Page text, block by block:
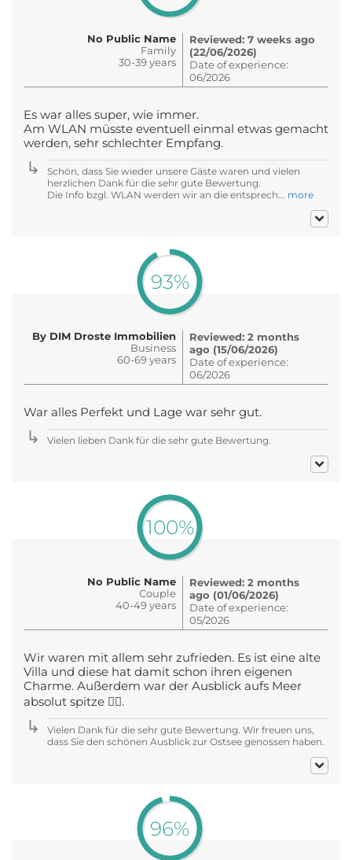
No Public Name
Family
30-39 years
Reviewed: 7 weeks ago
(22/06/2026)
Date of experience:
06/2026
Es war alles super, wie immer.
Am WLAN müsste eventuell einmal etwas gemacht
werden, sehr schlechter Empfang.
Schön, dass Sie wieder unsere Gäste waren und vielen
herzlichen Dank für die sehr gute Bewertung.
Die Info bzgl. WLAN werden wir an die entsprech... more
93%
By DIM Droste Immobilien
Business
60-69 years
Reviewed: 2 months
ago (15/06/2026)
Date of experience:
06/2026
War alles Perfekt und Lage war sehr gut.
Vielen lieben Dank für die sehr gute Bewertung.
100%
No Public Name
Couple
40-49 years
Reviewed: 2 months
ago (01/06/2026)
Date of experience:
05/2026
Wir waren mit allem sehr zufrieden. Es ist eine alte
Villa und diese hat damit schon ihren eigenen
Charme. Außerdem war der Ausblick aufs Meer
absolut spitze 👍🏻.
Vielen Dank für die sehr gute Bewertung. Wir freuen uns,
dass Sie den schönen Ausblick zur Ostsee genossen haben.
96%